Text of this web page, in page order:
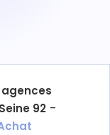
agences
92 -